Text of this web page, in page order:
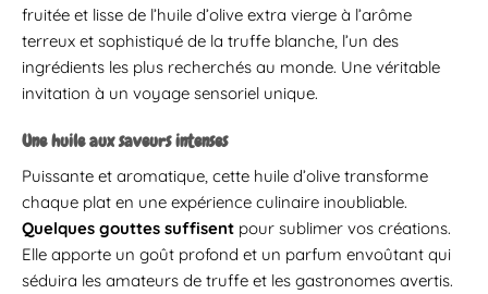
fruitée et lisse de l’huile d’olive extra vierge à l’arôme
terreux et sophistiqué de la truffe blanche, l’un des
ingrédients les plus recherchés au monde. Une véritable
invitation à un voyage sensoriel unique.
Une huile aux saveurs intenses
Puissante et aromatique, cette huile d’olive transforme
chaque plat en une expérience culinaire inoubliable.
Quelques gouttes suffisent pour sublimer vos créations.
Elle apporte un goût profond et un parfum envoûtant qui
séduira les amateurs de truffe et les gastronomes avertis.